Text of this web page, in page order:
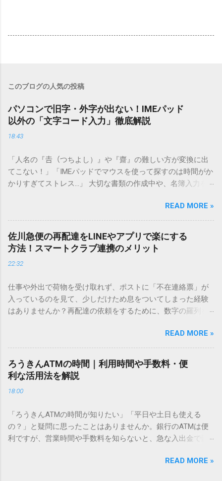
このブログの人気の投稿
パソコンで旧字・外字が出ない！IMEパッド
以外の「文字コード入力」徹底解説
18:43
「人名の『𠮷（つちよし）』や『齋』の難しい方が変換に出
てこない！」「IMEパッドでマウスを使って探すのは時間がか
かりすぎてストレス…」 大切な書類の作成中や、名簿入力を
てしまいますよね。多くの人が「IMEパッド（手書き入力）」
を使いますが、実はマウスで一画ずつ書くのは非効率です
し、似た漢字が多すぎて結局見つからないことも少なくあり
ません。 そこで今回は、IMEパッドを使わずに、特定のコー
ドを打ち込むだけで一瞬で旧字や外字、特殊記号を呼び出す
「文字コード入力」のテクニックを詳しく解説します。 この
必要はありません。 1. なぜ「変換」しても旧字・外字が出て
こないのか？ そもそも、なぜ普通の変換で出てこない漢字が
あるのでしょうか。その理由は、パソコンが文字を認識する
は、JIS規格（日本産業規格）によって「第1水準」「第2水
準」といった形で整理されています。しかし、人名や地名に
使われる非常に古い漢字（旧字）や、特定の組織だけで作ら
れた「外字」は、この一般的な変換リストに含まれていない
ン上のすべての文字には、いわば「住所」のような番号が割
り振られています。変換候補に出ない文字でも、この住所
（コード）を直接指定すれば、確実に呼び出すことができる
のです。 2. Windows標準機能！文字コードで漢字を出す「16
進数入力」 最も汎用性が高く、特別なソフトも不要なのが
READ MORE »
佐川急便の再配達をLINEやアプリで楽にする
方法！スマートクラブ連携のメリット
22:32
仕事や外出で荷物を受け取れず、ポストに「不在連絡票」が
入っているのを見て、少しだけため息をついてしまった経験
はありませんか？再配達の依頼をするために、数字の羅列を
ことに申し訳なさを感じたりすることもあるかもしれませ
ん。 「もっとスムーズに、自分のタイミングで受け取りた
い」 「わざわざ電話をかけずに、スマホ一つで完結させた
い」 そんな願いを叶えてくれるのが、佐川急便の会員制サー
ビス「スマートクラブ」と、LINEや公式アプリの連携です。
これらを活用するだけで、再配達のストレスは驚くほど軽く
受け取り術と、連携による具体的なメリットを徹底解説しま
す。 佐川急便の再配達が劇的に変わる「スマートクラブ」と
は？ まず押さえておきたいのが、佐川急便の個人向け無料会
況をリアルタイムで管理するための基盤となるサービスで
READ MORE »
ろうきんATMの時間｜利用時間や手数料・便
利な活用法を解説
18:00
「ろうきんATMの時間が知りたい」「平日や土日も使える
の？」と疑問に思ったことはありませんか。銀行のATMは便
利ですが、営業時間や手数料を知らないと、急な入出金で困
ATM営業時間や利用の注意点、便利な活用法 を詳しく解説し
READ MORE »